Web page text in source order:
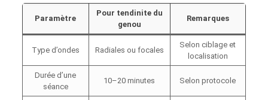
Paramètre
Pour tendinite du
genou
Remarques
Type d’ondes Radiales ou focales
Selon ciblage et
localisation
Durée d’une
séance
10–20 minutes Selon protocole